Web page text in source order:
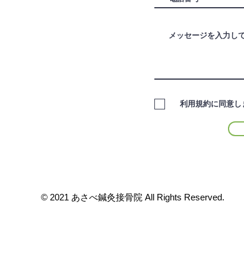
利用規約に同意し
©︎ 2021 あさべ鍼灸接骨院 All Rights Reserved.